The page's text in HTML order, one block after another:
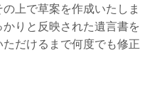
上で草案を作成いたしま
りと反映された遺言書を
だけるまで何度でも修正